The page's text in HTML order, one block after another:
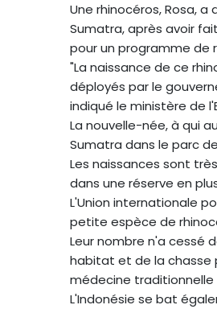
Une rhinocéros, Rosa,
Sumatra, après avoir
pour un programme de
"La naissance de ce
déployés par le
indiqué le ministère de
La nouvelle-née, à qui
Sumatra dans le parc
Les naissances sont
dans une réserve en
L'Union internationale
petite espèce de
Leur nombre n'a cessé
habitat et de la chasse
médecine traditionnelle
L'Indonésie se bat